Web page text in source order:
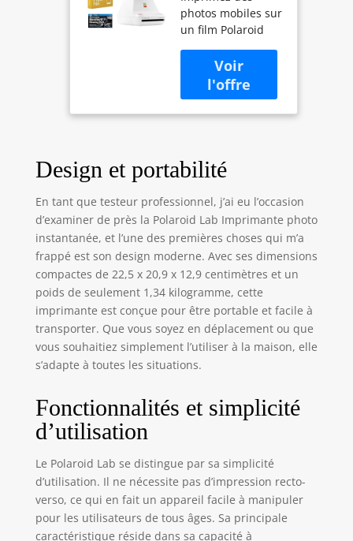
film couleur
Polaroid +
chiffon en
microfibre
photos mobiles sur
un film Polaroid
Enregistre
directement
depuis l'écran de
votre smartphone
Utilise des films
Application dédiée
pour les collages et
les outils d'art
Comprend un lot
de film et un
chiffon en
microfibre
TheImagingWorld
Design et portabilité
En tant que testeur professionnel, j’ai eu l’occasion
d’examiner de près la Polaroid Lab Imprimante photo
instantanée, et l’une des premières choses qui m’a
frappé est son design moderne. Avec ses dimensions
compactes de 22,5 x 20,9 x 12,9 centimètres et un
poids de seulement 1,34 kilogramme, cette
imprimante est conçue pour être portable et facile à
transporter. Que vous soyez en déplacement ou que
vous souhaitiez simplement l’utiliser à la maison, elle
s’adapte à toutes les situations.
Fonctionnalités et simplicité
d’utilisation
Le Polaroid Lab se distingue par sa simplicité
d’utilisation. Il ne nécessite pas d’impression recto-
verso, ce qui en fait un appareil facile à manipuler
pour les utilisateurs de tous âges. Sa principale
caractéristique réside dans sa capacité à